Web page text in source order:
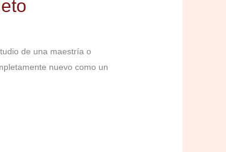
de una maestría o
nuevo como un